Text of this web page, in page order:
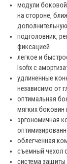
модули
на стороне,
подголовник,
фиксацией
легкое и
Isofix с
удлиненные
независимо от
оптимальная
мягких боковин
эргономичная
облегченная
съемный чехол
система защиты